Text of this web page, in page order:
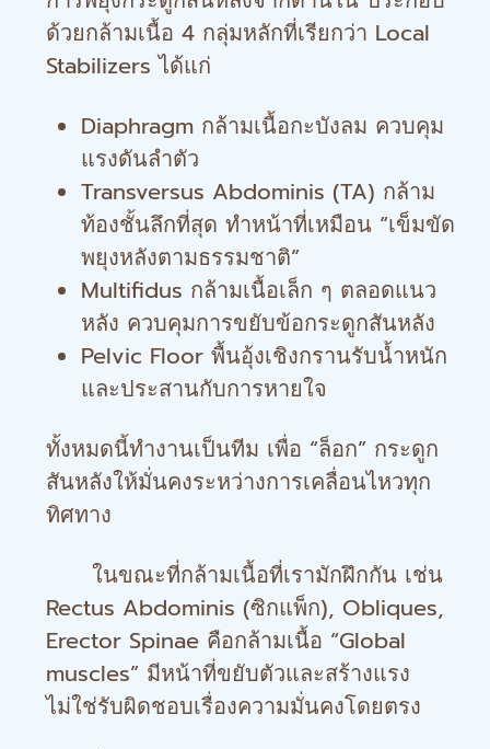
ด้วยกล้ามเนื้อ 4 กลุ่มหลักที่เรียกว่า Local
Stabilizers ได้แก่
Diaphragm กล้ามเนื้อกะบังลม ควบคุม
แรงดันลำตัว
Transversus Abdominis (TA) กล้าม
ท้องชั้นลึกที่สุด ทำหน้าที่เหมือน “เข็มขัด
พยุงหลังตามธรรมชาติ”
Multifidus กล้ามเนื้อเล็ก ๆ ตลอดแนว
หลัง ควบคุมการขยับข้อกระดูกสันหลัง
Pelvic Floor พื้นอุ้งเชิงกรานรับน้ำหนัก
และประสานกับการหายใจ
ทั้งหมดนี้ทำงานเป็นทีม เพื่อ “ล็อก” กระดูก
สันหลังให้มั่นคงระหว่างการเคลื่อนไหวทุก
ทิศทาง
ในขณะที่กล้ามเนื้อที่เรามักฝึกกัน เช่น
Rectus Abdominis (ซิกแพ็ก), Obliques,
Erector Spinae คือกล้ามเนื้อ “Global
muscles” มีหน้าที่ขยับตัวและสร้างแรง
ไม่ใช่รับผิดชอบเรื่องความมั่นคงโดยตรง